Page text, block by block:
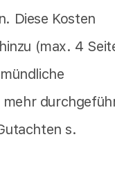
Diese Kosten
(max. 4
mehr
s.